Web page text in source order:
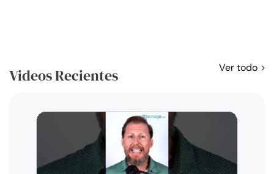
Videos Recientes Ver todo